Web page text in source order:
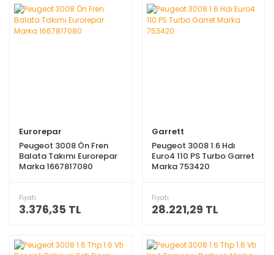
Eurorepar
Peugeot 3008 Ön Fren
Balata Takımı Eurorepar
Marka 1667817080
Fiyatı
3.376,35 TL
Garrett
Peugeot 3008 1.6 Hdı
Euro4 110 PS Turbo Garret
Marka 753420
Fiyatı
28.221,29 TL